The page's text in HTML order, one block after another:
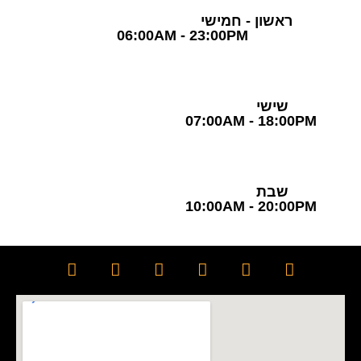
ראשון - חמישי
שישי
07:00AM - 18:00PM
שבת
10:00AM - 20:00PM